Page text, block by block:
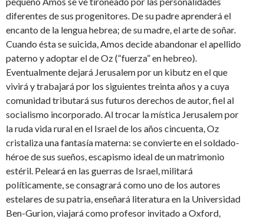
diferentes de sus progenitores. De su padre aprenderá el
encanto de la lengua hebrea; de su madre, el arte de soñar.
Cuando ésta se suicida, Amos decide abandonar el apellido
paterno y adoptar el de Oz (“fuerza” en hebreo).
Eventualmente dejará Jerusalem por un kibutz en el que
vivirá y trabajará por los siguientes treinta años y a cuya
comunidad tributará sus futuros derechos de autor, fiel al
socialismo incorporado. Al trocar la mística Jerusalem por
la ruda vida rural en el Israel de los años cincuenta, Oz
cristaliza una fantasía materna: se convierte en el soldado-
héroe de sus sueños, escapismo ideal de un matrimonio
estéril. Peleará en las guerras de Israel, militará
políticamente, se consagrará como uno de los autores
estelares de su patria, enseñará literatura en la Universidad
Ben-Gurion, viajará como profesor invitado a Oxford,